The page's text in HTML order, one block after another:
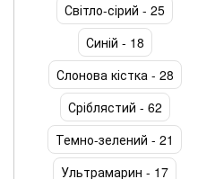
Світло-сірий - 25
Синій - 18
Слонова кістка - 28
Сріблястий - 62
Темно-зелений - 21
Ультрамарин - 17